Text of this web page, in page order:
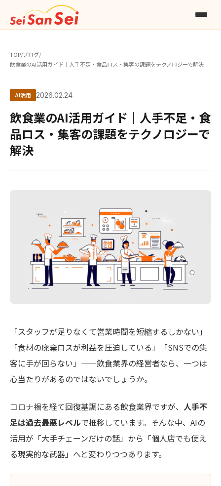
TOP/ブログ/
飲食業のAI活用ガイド｜人手不足・食品ロス・集客の課題をテクノロジーで解決
AI活用 2026.02.24
飲食業のAI活用ガイド｜人手不足・食
品ロス・集客の課題をテクノロジーで
解決
「スタッフが足りなくて営業時間を短縮するしかない」
「食材の廃棄ロスが利益を圧迫している」「SNSでの集
客に手が回らない」——飲食業界の経営者なら、一つは
心当たりがあるのではないでしょうか。
コロナ禍を経て回復基調にある飲食業界ですが、 人手不
足は過去最悪レベルで推移しています。そんな中、AIの
活用が「大手チェーンだけの話」から「個人店でも使え
る現実的な武器」へと変わりつつあります。